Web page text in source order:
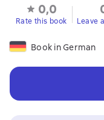
0,0
Rate this book Leave
Book in German